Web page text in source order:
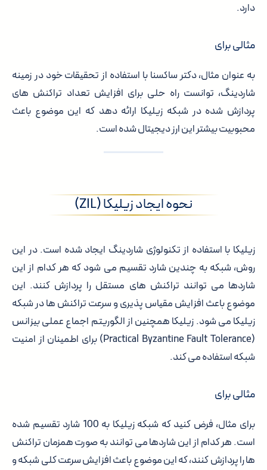
دارد.
مثالی برای
به عنوان مثال، دکتر ساکسنا با استفاده از تحقیقات خود در زمینه
شاردینگ، توانست راه حلی برای افزایش تعداد تراکنش های
پردازش شده در شبکه زیلیکا ارائه دهد که این موضوع باعث
محبوبیت بیشتر این ارز دیجیتال شده است.
نحوه ایجاد زیلیکا (ZIL)
زیلیکا با استفاده از تکنولوژی شاردینگ ایجاد شده است. در این
روش، شبکه به چندین شارد تقسیم می شود که هر کدام از این
شاردها می توانند تراکنش های مستقل را پردازش کنند. این
موضوع باعث افزایش مقیاس پذیری و سرعت تراکنش ها در شبکه
زیلیکا می شود. زیلیکا همچنین از الگوریتم اجماع عملی بیزانس
(Practical Byzantine Fault Tolerance) برای اطمینان از امنیت
شبکه استفاده می کند.
مثالی برای
برای مثال، فرض کنید که شبکه زیلیکا به 100 شارد تقسیم شده
است. هر کدام از این شاردها می توانند به صورت همزمان تراکنش
ها را پردازش کنند، که این موضوع باعث افزایش سرعت کلی شبکه و